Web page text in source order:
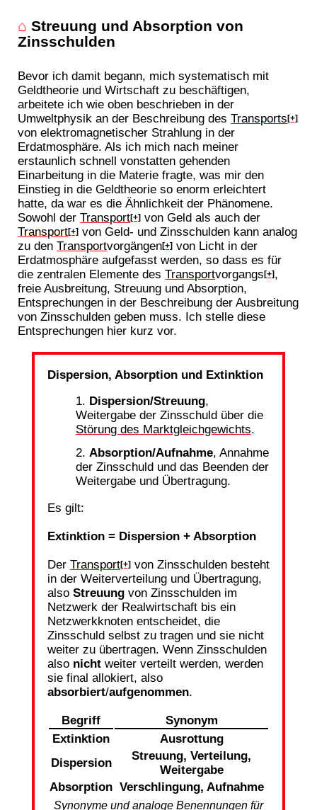
⌂ Streuung und Absorption von
Zinsschulden
Bevor ich damit begann, mich systematisch mit
Geldtheorie und Wirtschaft zu beschäftigen,
arbeitete ich wie oben beschrieben in der
Umweltphysik an der Beschreibung desTransports[+]
von elektromagnetischer Strahlung in der
Erdatmosphäre. Als ich mich nach meiner
erstaunlich schnell vonstatten gehenden
Einarbeitung in die Materie fragte, was mir den
Einstieg in die Geldtheorie so enorm erleichtert
hatte, da war es die Ähnlichkeit der Phänomene.
Sowohl derTransport[+] von Geld als auch der
Transport[+] von Geld- und Zinsschulden kann analog
zu denTransportvorgängen[+] von Licht in der
Erdatmosphäre aufgefasst werden, so dass es für
die zentralen Elemente desTransportvorgangs[+] ,
freie Ausbreitung, Streuung und Absorption,
Entsprechungen in der Beschreibung der Ausbreitung
von Zinsschulden geben muss. Ich stelle diese
Entsprechungen hier kurz vor.
Dispersion, Absorption und Extinktion
Dispersion/Streuung,
Weitergabe der Zinsschuld über die
Störung des Marktgleichgewichts.
Absorption/Aufnahme, Annahme
der Zinsschuld und das Beenden der
Weitergabe und Übertragung.
Es gilt:
Extinktion = Dispersion + Absorption
Der Transport[+]von Zinsschulden besteht
in der Weiterverteilung und Übertragung,
also Streuungvon Zinsschulden im
Netzwerk der Realwirtschaft bis ein
Netzwerkknoten entscheidet, die
Zinsschuld selbst zu tragen und sie nicht
weiter zu übertragen. Wenn Zinsschulden
also nichtweiter verteilt werden, werden
sie final allokiert, also
absorbiert/aufgenommen.
Begriff
Synonym
Extinktion
Ausrottung
Dispersion
Streuung, Verteilung,
Weitergabe
Absorption Verschlingung, Aufnahme
Synonyme und analoge Benennungen für